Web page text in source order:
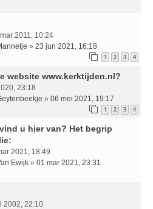
2011, 10:24
» 23 jun 2021, 16:18
1 2 3 4
website www.kerktijden.nl?
23:18
» 06 mei 2021, 19:17
1 2 3 4
u hier van? Het begrip
2021, 18:49
Ewijk » 01 mar 2021, 23:31
2002, 22:10